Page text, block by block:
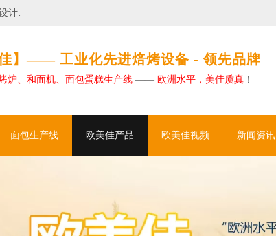
如何使用欧美佳烘焙设备设计现代烘焙工厂？
】—— 工业化先进焙烤设备 - 领先品牌
炉、和面机、面包蛋糕生产线 —— 欧洲水平，美佳质真 ！
面包生产线 欧美佳产品 欧美佳视频 新闻资讯